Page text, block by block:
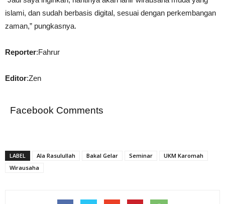
islami, dan sudah berbasis digital, sesuai dengan perkembangan
zaman,” pungkasnya.
Reporter:Fahrur
Editor:Zen
Facebook Comments
LABEL Ala Rasulullah Bakal Gelar Seminar
UKM Karomah
Wirausaha